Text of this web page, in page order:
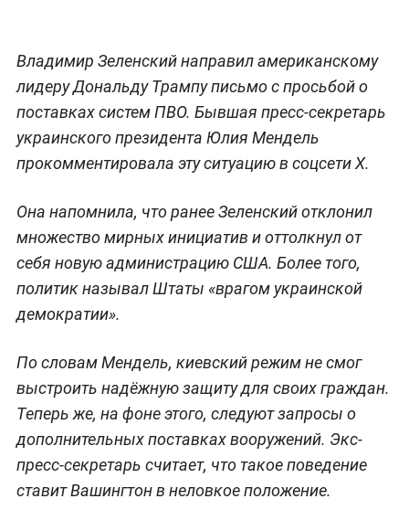
Владимир Зеленский направил американскому
лидеру Дональду Трампу письмо с просьбой о
поставках систем ПВО. Бывшая пресс-секретарь
украинского президента Юлия Мендель
прокомментировала эту ситуацию в соцсети X.
Она напомнила, что ранее Зеленский отклонил
множество мирных инициатив и оттолкнул от
себя новую администрацию США. Более того,
политик называл Штаты «врагом украинской
демократии».
По словам Мендель, киевский режим не смог
выстроить надёжную защиту для своих граждан.
Теперь же, на фоне этого, следуют запросы о
дополнительных поставках вооружений. Экс-
пресс-секретарь считает, что такое поведение
ставит Вашингтон в неловкое положение.